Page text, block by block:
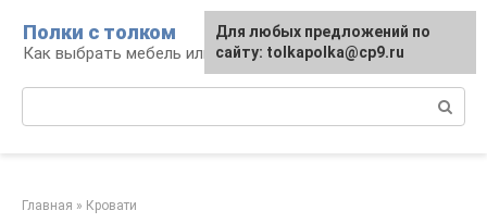
контенту
Полки с толком
Как выбрать мебель или сделать ее самому
Главная » Кровати
Для любых предложений по
сайту: tolkapolka@cp9.ru